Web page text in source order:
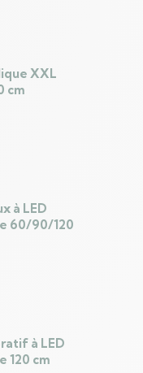
XXL
cm
à LED
60/90/120
à LED
120 cm